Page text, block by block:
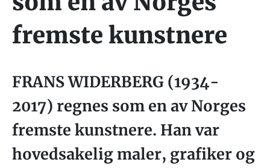
fremste kunstnere
FRANS WIDERBERG (1934-
2017) regnes som en av Norges
fremste kunstnere. Han var
hovedsakelig maler, grafiker og